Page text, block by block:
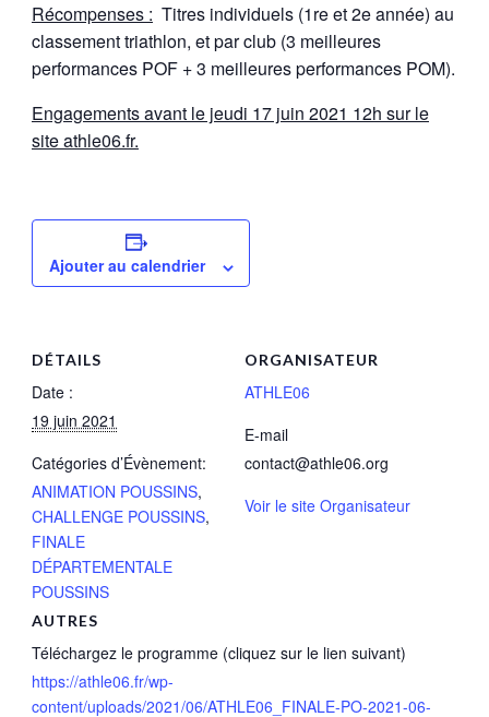
Récompenses : Titres individuels (1reet 2eannée) au
classement triathlon, et par club (3 meilleures
performances POF + 3 meilleures performances POM).
Engagements avant le jeudi 17 juin 2021 12h sur le
site athle06.fr.
Ajouter au calendrier
DÉTAILS
Date :
19 juin 2021
Catégories d’Évènement:
ANIMATION POUSSINS,
CHALLENGE POUSSINS,
FINALE
DÉPARTEMENTALE
POUSSINS
ORGANISATEUR
ATHLE06
E-mail
contact@athle06.org
Voir le site Organisateur
AUTRES
Téléchargez le programme (cliquez sur le lien suivant)
https://athle06.fr/wp-
content/uploads/2021/06/ATHLE06_FINALE-PO-2021-06-